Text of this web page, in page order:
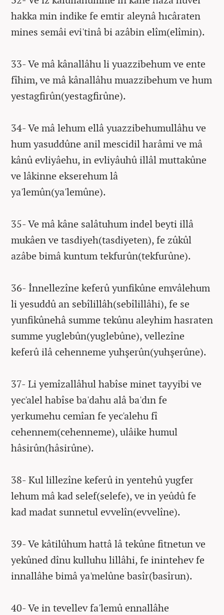
hakka min indike fe emtir aleynâ hıcâraten
mines semâi evi'tinâ bi azâbin elîm(elîmin).
33- Ve mâ kânallâhu li yuazzibehum ve ente
fîhim, ve mâ kânallâhu muazzibehum ve hum
yestagfirûn(yestagfirûne).
34- Ve mâ lehum ellâ yuazzibehumullâhu ve
hum yasuddûne anil mescidil harâmi ve mâ
kânû evliyâehu, in evliyâuhû illâl muttakûne
ve lâkinne ekserehum lâ
ya'lemûn(ya'lemûne).
35- Ve mâ kâne salâtuhum indel beyti illâ
mukâen ve tasdiyeh(tasdiyeten), fe zûkûl
azâbe bimâ kuntum tekfurûn(tekfurûne).
36- İnnellezîne keferû yunfikûne emvâlehum
li yesuddû an sebîlillâh(sebîlillâhi), fe se
yunfikûnehâ summe tekûnu aleyhim hasraten
summe yuglebûn(yuglebûne), vellezîne
keferû ilâ cehenneme yuhşerûn(yuhşerûne).
37- Li yemîzallâhul habîse minet tayyibi ve
yec'alel habîse ba'dahu alâ ba'dın fe
yerkumehu cemîan fe yec'alehu fî
cehennem(cehenneme), ulâike humul
hâsirûn(hâsirûne).
38- Kul lillezîne keferû in yentehû yugfer
lehum mâ kad selef(selefe), ve in yeûdû fe
kad madat sunnetul evvelîn(evvelîne).
39- Ve kâtilûhum hattâ lâ tekûne fitnetun ve
yekûned dînu kulluhu lillâhi, fe inintehev fe
innallâhe bimâ ya'melûne basîr(basîrun).
40- Ve in tevellev fa'lemû ennallâhe